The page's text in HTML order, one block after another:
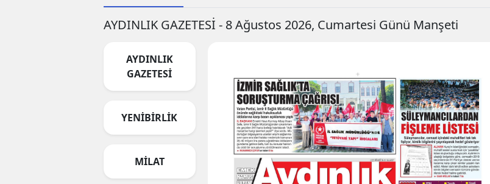
AYDINLIK GAZETESİ - 8 Ağustos 2026, Cumartesi Günü Manşeti
AYDINLIK
GAZETESİ
YENİBİRLİK
MİLAT